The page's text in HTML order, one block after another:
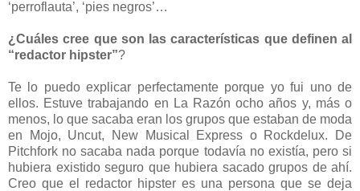
‘perroflauta’, ‘pies negros’…
¿Cuáles cree que son las características que definen al
“redactor hipster”?
Te lo puedo explicar perfectamente porque yo fui uno de
ellos. Estuve trabajando en La Razón ocho años y, más o
menos, lo que sacaba eran los grupos que estaban de moda
en Mojo, Uncut, New Musical Express o Rockdelux. De
Pitchfork no sacaba nada porque todavía no existía, pero si
hubiera existido seguro que hubiera sacado grupos de ahí.
Creo que el redactor hipster es una persona que se deja